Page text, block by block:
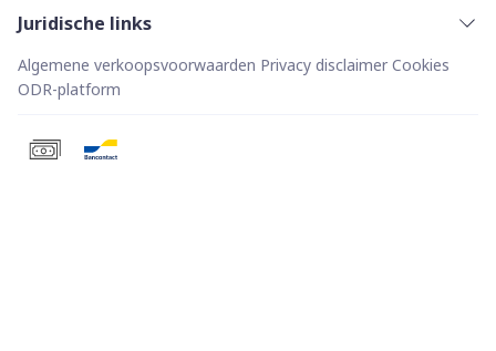
Juridische links
Algemene verkoopsvoorwaarden Privacy disclaimer Cookies
ODR-platform